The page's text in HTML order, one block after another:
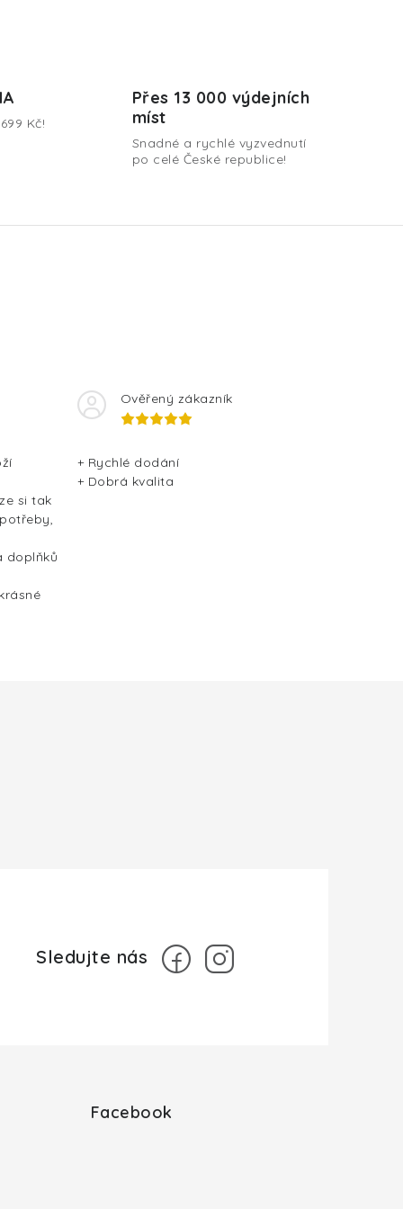
Kč!
Přes 13 000 výdejních
míst
Snadné a rychlé vyzvednutí
po celé České republice!
si tak
doplňků
Ověřený zákazník
+ Rychlé dodání
+ Dobrá kvalita
Facebook